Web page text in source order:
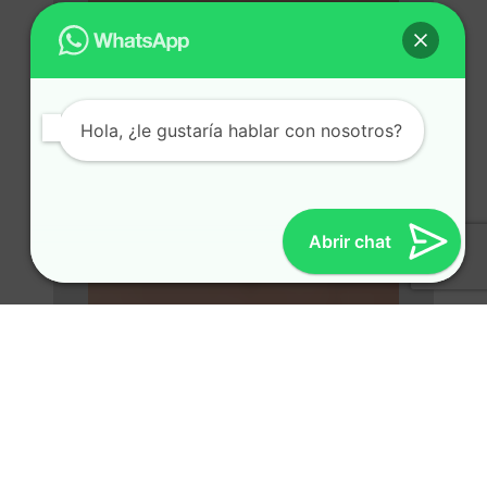
Hola, ¿le gustaría hablar con nosotros?
Abrir chat